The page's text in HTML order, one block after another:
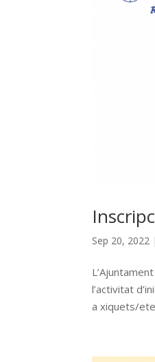
Sep 20, 2022 |
l’activitat
a xiquets/